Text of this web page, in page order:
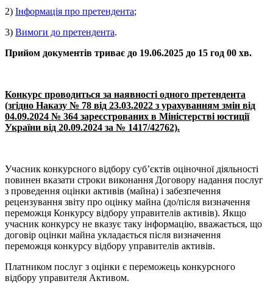
2) Інформація про претендента;
3) Вимоги до претендента.
Прийом документів триває до 19.06.2025 до 15 год 00 хв.
Конкурс проводиться за наявності одного претендента
(згідно Наказу № 78 від 23.03.2022 з урахуванням змін від
04.09.2024 № 364 зареєстрованих в Міністерстві юстиції
України від 20.09.2024 за № 1417/42762).
Учасник конкурсного відбору суб’єктів оціночної діяльності
повинен вказати строки виконання Договору надання послуг
з проведення оцінки активів (майна) і забезпечення
рецензування звіту про оцінку майна (до/після визначення
переможця Конкурсу відбору управителів активів). Якщо
учасник конкурсу не вказує таку інформацію, вважається, що
договір оцінки майна укладається після визначення
переможця конкурсу відбору управителів активів.
Платником послуг з оцінки є переможець конкурсного
відбору управителя Активом.